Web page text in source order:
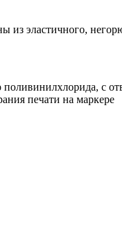
эластичного,
с
печати на маркере